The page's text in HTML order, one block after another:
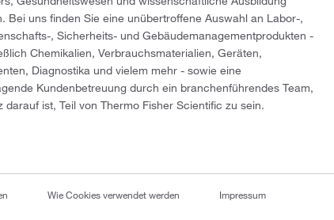
Bei uns finden Sie eine unübertroffene Auswahl an Labor-,
, Sicherheits- und Gebäudemanagementprodukten -
Chemikalien, Verbrauchsmaterialien, Geräten,
Diagnostika und vielem mehr - sowie eine
Kundenbetreuung durch ein branchenführendes Team,
darauf ist, Teil von Thermo Fisher Scientific zu sein.
Wie Cookies verwendet werden Impressum